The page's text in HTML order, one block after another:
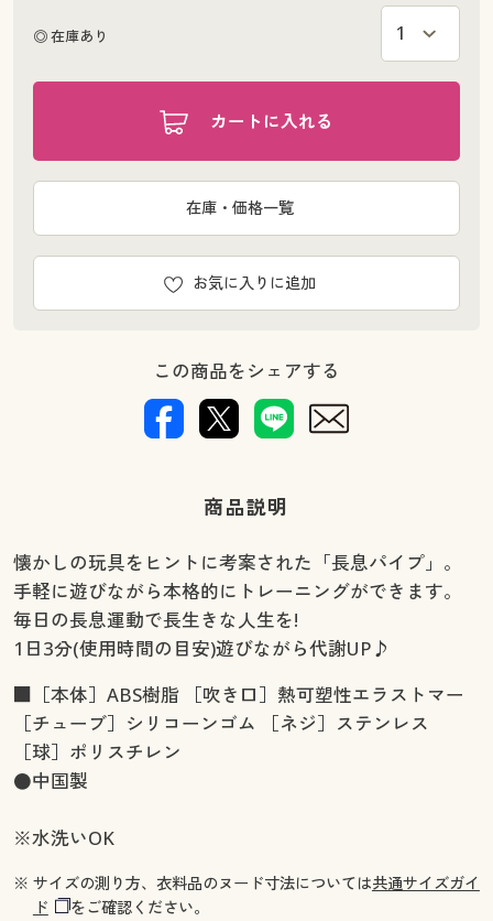
◎ 在庫あり
カートに入れる
お気に入りに追加
在庫・価格一覧
この商品をシェアする
商品説明
懐かしの玩具をヒントに考案された「長息パイプ」。
手軽に遊びながら本格的にトレーニングができます。
毎日の長息運動で長生きな人生を!
1日3分(使用時間の目安)遊びながら代謝UP♪
■［本体］ABS樹脂 ［吹き口］熱可塑性エラストマー
［チューブ］シリコーンゴム ［ネジ］ステンレス
［球］ポリスチレン
●中国製
※水洗いOK
※ サイズの測り方、衣料品のヌード寸法については共通サイズガイ
ド
をご確認ください。